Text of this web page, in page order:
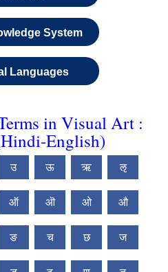
System
Languages
in Visual Art :
English)
उ ऊ ऋ ऌ
ऑ ऒ ओ औ
ङ च छ ज